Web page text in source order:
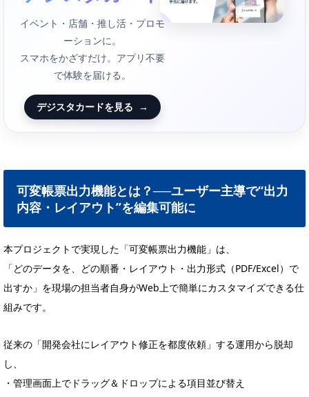
イベント・店舗・推し活・プロモ
ーションに。
スマホをかざすだけ。アプリ不要
で体験を届ける。
デジスタカードを見る →
可変帳票出力機能とは？──ユーザー主導で“出力
内容・レイアウト”を編集可能に
本プロジェクトで実現した「可変帳票出力機能」は、
「どのデータを、どの順番・レイアウト・出力形式（PDF/Excel）で
出すか」を現場の担当者自身がWeb上で簡単にカスタマイズできる仕
組みです。
従来の「開発会社にレイアウト修正を都度依頼」する運用から脱却
し、
・管理画面上でドラッグ＆ドロップによる項目並び替え